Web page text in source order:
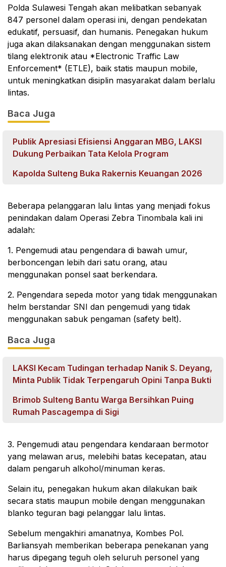
Polda Sulawesi Tengah akan melibatkan sebanyak
847 personel dalam operasi ini, dengan pendekatan
edukatif, persuasif, dan humanis. Penegakan hukum
juga akan dilaksanakan dengan menggunakan sistem
tilang elektronik atau *Electronic Traffic Law
Enforcement* (ETLE), baik statis maupun mobile,
untuk meningkatkan disiplin masyarakat dalam berlalu
lintas.
Baca Juga
Publik Apresiasi Efisiensi Anggaran MBG, LAKSI
Dukung Perbaikan Tata Kelola Program
Kapolda Sulteng Buka Rakernis Keuangan 2026
Beberapa pelanggaran lalu lintas yang menjadi fokus
penindakan dalam Operasi Zebra Tinombala kali ini
adalah:
1. Pengemudi atau pengendara di bawah umur,
berboncengan lebih dari satu orang, atau
menggunakan ponsel saat berkendara.
2. Pengendara sepeda motor yang tidak menggunakan
helm berstandar SNI dan pengemudi yang tidak
menggunakan sabuk pengaman (safety belt).
Baca Juga
LAKSI Kecam Tudingan terhadap Nanik S. Deyang,
Minta Publik Tidak Terpengaruh Opini Tanpa Bukti
Brimob Sulteng Bantu Warga Bersihkan Puing
Rumah Pascagempa di Sigi
3. Pengemudi atau pengendara kendaraan bermotor
yang melawan arus, melebihi batas kecepatan, atau
dalam pengaruh alkohol/minuman keras.
Selain itu, penegakan hukum akan dilakukan baik
secara statis maupun mobile dengan menggunakan
blanko teguran bagi pelanggar lalu lintas.
Sebelum mengakhiri amanatnya, Kombes Pol.
Barliansyah memberikan beberapa penekanan yang
harus dipegang teguh oleh seluruh personel yang